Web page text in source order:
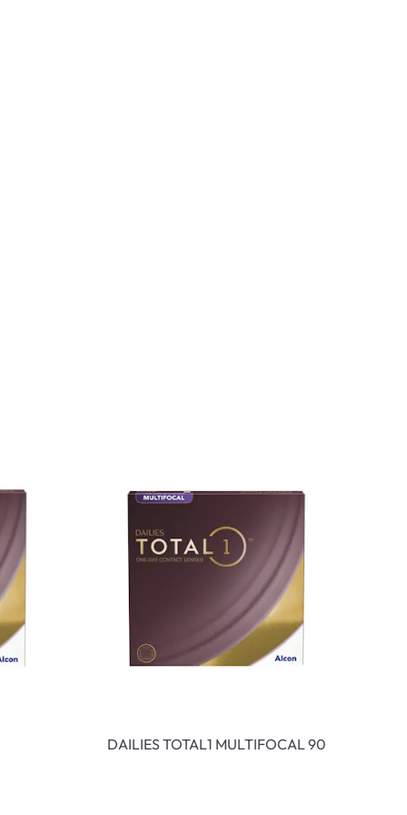
DAILIES TOTAL1 MULTIFOCAL 90